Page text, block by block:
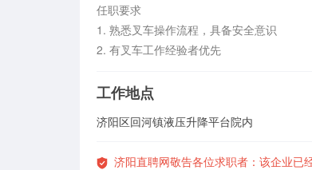
任职要求
1. 熟悉叉车操作流程，具备安全意识
2. 有叉车工作经验者优先
工作地点
济阳区回河镇液压升降平台院内
济阳直聘网敬告各位求职者：该企业已